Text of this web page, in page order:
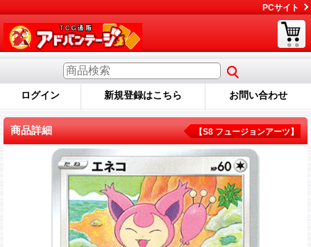
PCサイト
ログイン 新規登録はこちら お問い合わせ
商品詳細 【S8 フュージョンアーツ】